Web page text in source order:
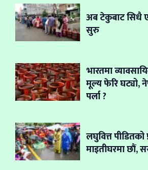
अब टेकुबाट सिधै
सुरु
भारतमा
मूल्य फेरि घट्यो,
पर्ला ?
लघुवित्त पीडितको
माइतीघरमा छौं,